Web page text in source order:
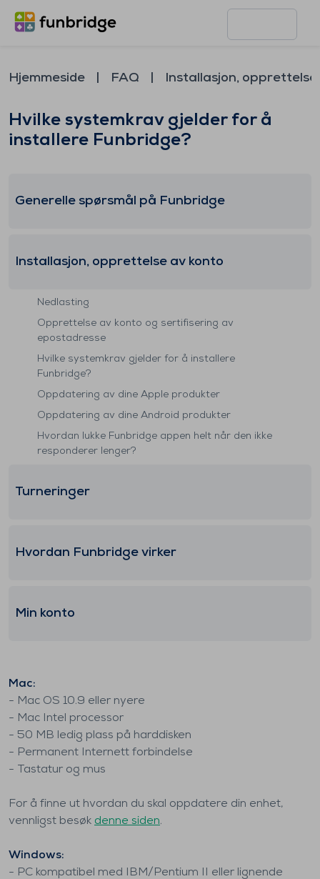
Hjemmeside FAQ Installasjon, opprettelse
Hvilke systemkrav gjelder for å
installere Funbridge?
Generelle spørsmål på Funbridge
Installasjon, opprettelse av konto
Nedlasting
Opprettelse av konto og sertifisering av
epostadresse
Hvilke systemkrav gjelder for å installere
Funbridge?
Oppdatering av dine Apple produkter
Oppdatering av dine Android produkter
Hvordan lukke Funbridge appen helt når den ikke
responderer lenger?
Turneringer
Hvordan Funbridge virker
Min konto
Mac:
- Mac OS 10.9 eller nyere
- Mac Intel processor
- 50 MB ledig plass på harddisken
- Permanent Internett forbindelse
- Tastatur og mus
For å finne ut hvordan du skal oppdatere din enhet,
vennligst besøk denne siden.
Windows:
- PC kompatibel med IBM/Pentium II eller lignende